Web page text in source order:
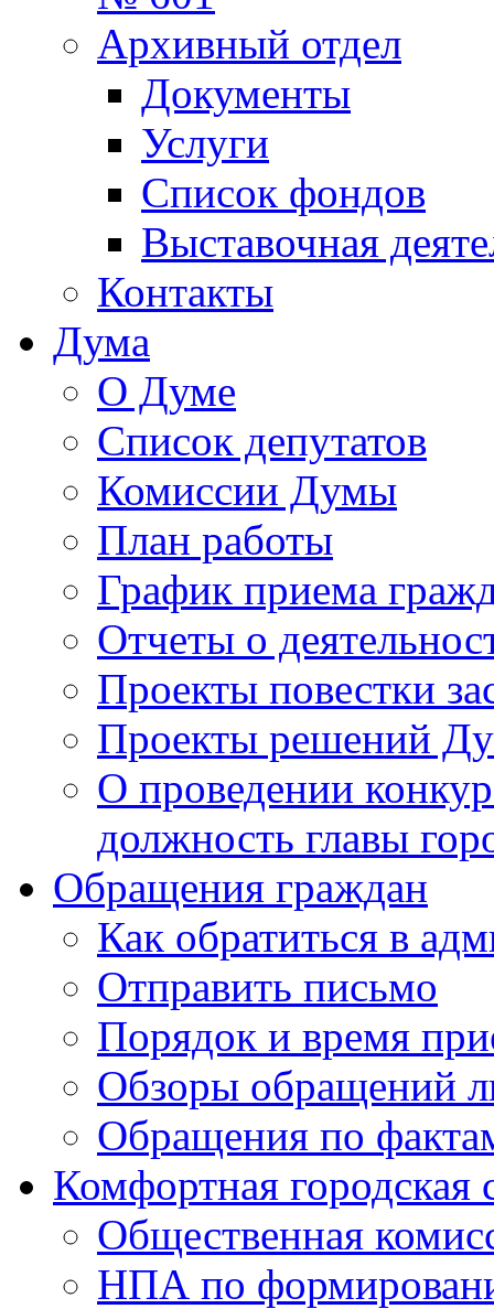
Архивный отдел
Документы
Услуги
Список фондов
Выставочная
Контакты
Дума
О Думе
Список депутатов
Комиссии Думы
План работы
График приема
Отчеты о
Проекты повестки
Проекты решений
О проведении
должность главы
Обращения граждан
Как обратиться в
Отправить письмо
Порядок и время
Обзоры обращений
Обращения по
Комфортная городская
Общественная
НПА по